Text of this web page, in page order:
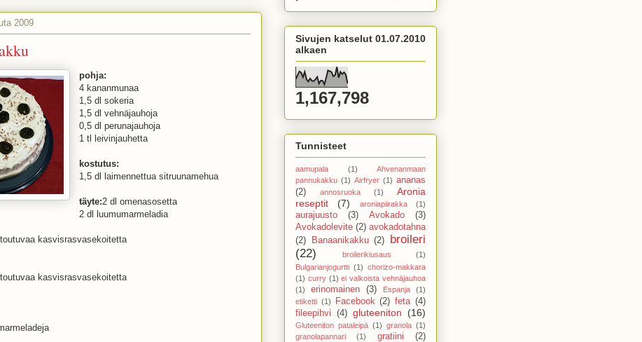
2009
pohja:
4 kananmunaa
1,5 dl sokeria
1,5 dl vehnäjauhoja
0,5 dl perunajauhoja
1 tl leivinjauhetta
kostutus:
1,5 dl laimennettua sitruunamehua
täyte:2 dl omenasosetta
2 dl luumumarmeladia
kasvisrasvasekoitetta
kasvisrasvasekoitetta
Sivujen katselut 01.07.2010
alkaen
1,167,798
Tunnisteet
aamupala (1)
Ahvenanmaan
pannukakku (1) Airfryer (1) ananas
(2)
annosruoka (1)
Aronia
reseptit
(7) aroniapiirakka (1)
aurajuusto (3) Avokado
(3)
Avokadolevite (2) avokadotahna
(2)
Banaanikakku (2)
broileri
(22)
broilerikiusaus
(1)
Bulgarianjogurtti (1) chorizo-makkara
(1) curry (1) ei valkoista vehnäjauhoa
(1)
erinomainen (3) Espanja
(1)
etiketti (1) Facebook (2) feta (4)
fileepihvi
(4) gluteeniton (16)
Gluteeniton pataleipä (1) granola (1)
granolapannari
(1) gratiini
(2)